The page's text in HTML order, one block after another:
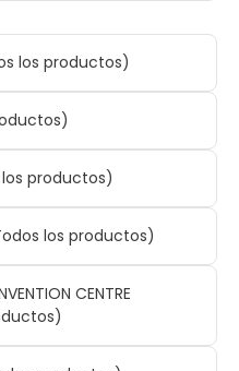
los productos)
los productos)
los productos)
CENTRE